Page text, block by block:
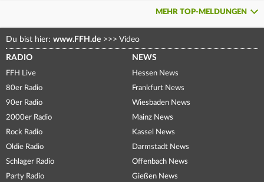
MEHR TOP-MELDUNGEN
Du bist hier: www.FFH.de >>> Video
RADIO
FFH Live
80er Radio
90er Radio
2000er Radio
Rock Radio
Oldie Radio
Schlager Radio
Party Radio
NEWS
Hessen News
Frankfurt News
Wiesbaden News
Mainz News
Kassel News
Darmstadt News
Offenbach News
Gießen News